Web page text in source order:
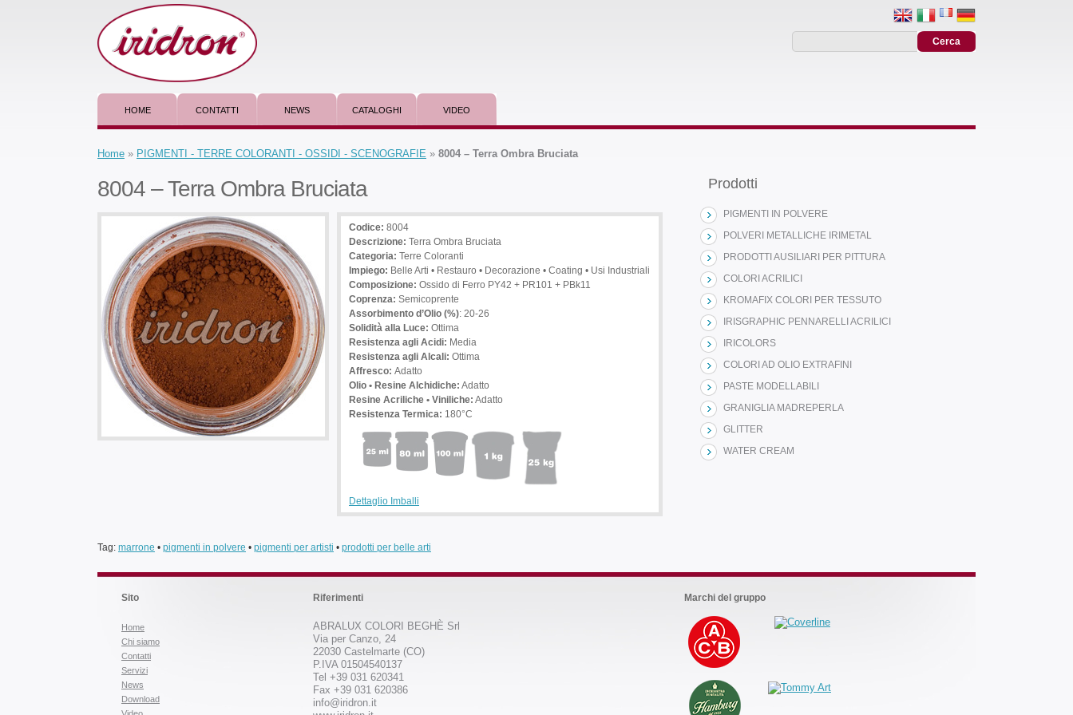
HOME CONTATTI NEWS CATALOGHI VIDEO
Home » PIGMENTI - TERRE COLORANTI - OSSIDI - SCENOGRAFIE » 8004 – Terra Ombra Bruciata
8004 – Terra Ombra Bruciata
Codice: 8004
Descrizione: Terra Ombra Bruciata
Categoria: Terre Coloranti
Impiego: Belle Arti • Restauro • Decorazione • Coating • Usi Industriali
Composizione: Ossido di Ferro PY42 + PR101 + PBk11
Coprenza: Semicoprente
Assorbimento d’Olio (%): 20-26
Solidità alla Luce: Ottima
Resistenza agli Acidi: Media
Resistenza agli Alcali: Ottima
Affresco: Adatto
Olio • Resine Alchidiche: Adatto
Resine Acriliche • Viniliche: Adatto
Resistenza Termica: 180°C
Dettaglio Imballi
Tag: marrone • pigmenti in polvere • pigmenti per artisti • prodotti per belle arti
Prodotti
PIGMENTI IN POLVERE
POLVERI METALLICHE IRIMETAL
PRODOTTI AUSILIARI PER PITTURA
COLORI ACRILICI
KROMAFIX COLORI PER TESSUTO
IRISGRAPHIC PENNARELLI ACRILICI
IRICOLORS
COLORI AD OLIO EXTRAFINI
PASTE MODELLABILI
GRANIGLIA MADREPERLA
GLITTER
WATER CREAM
Sito
Home
Chi siamo
Contatti
Servizi
News
Download
Riferimenti
ABRALUX COLORI BEGHÈ Srl
Via per Canzo, 24
22030 Castelmarte (CO)
P.IVA 01504540137
Tel +39 031 620341
Fax +39 031 620386
info@iridron.it
Marchi del gruppo